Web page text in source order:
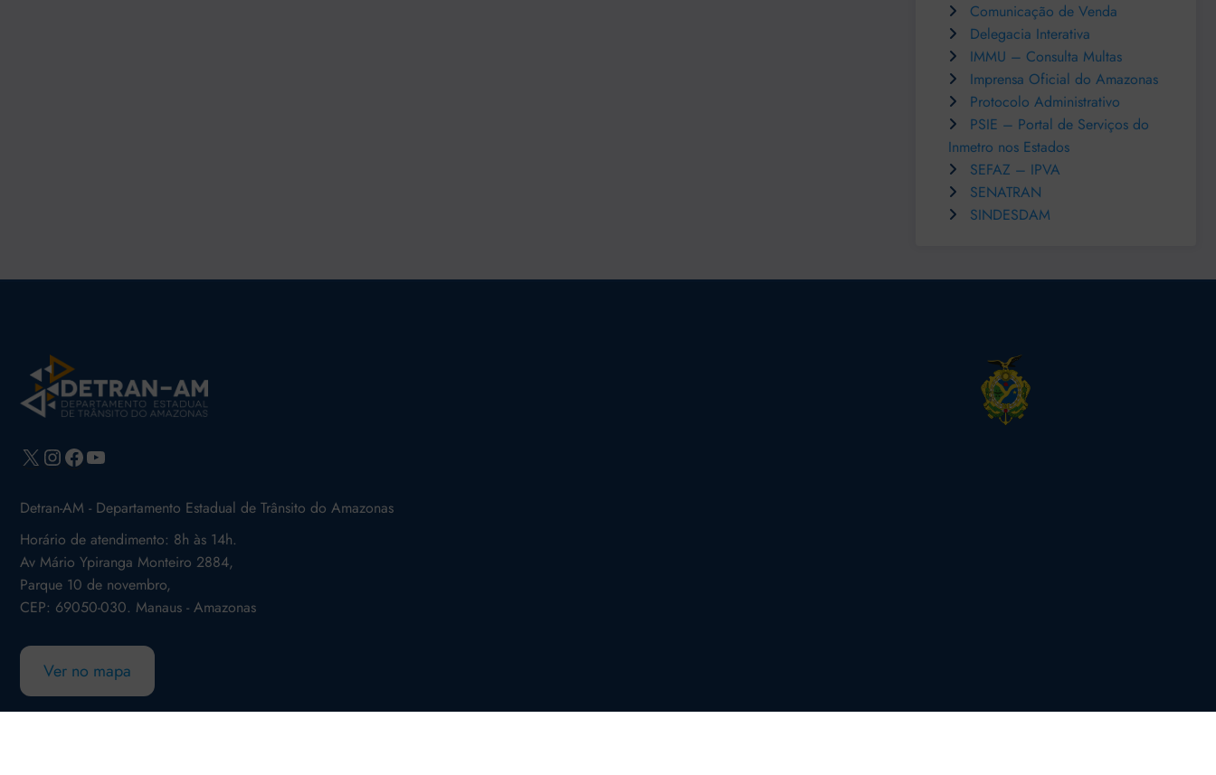
Comunicação de Venda
Delegacia Interativa
IMMU – Consulta Multas
Imprensa Oficial do Amazonas
Protocolo Administrativo
PSIE – Portal de Serviços do
Inmetro nos Estados
SEFAZ – IPVA
SENATRAN
SINDESDAM
X Instagram
Facebook
Youtube
Detran-AM - Departamento Estadual de Trânsito do Amazonas
Horário de atendimento: 8h às 14h.
Av Mário Ypiranga Monteiro 2884,
Parque 10 de novembro,
CEP: 69050-030. Manaus - Amazonas
Ver no mapa